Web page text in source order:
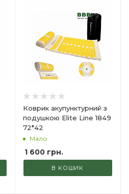
Коврик акупунктурний з
подушкою Elite Line 1849
72*42
Мало
1 600грн.
В КОШИК